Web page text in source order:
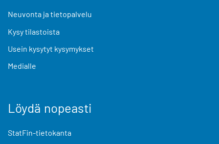
Neuvonta ja tietopalvelu
Kysy tilastoista
Usein kysytyt kysymykset
Medialle
Löydä nopeasti
StatFin-tietokanta